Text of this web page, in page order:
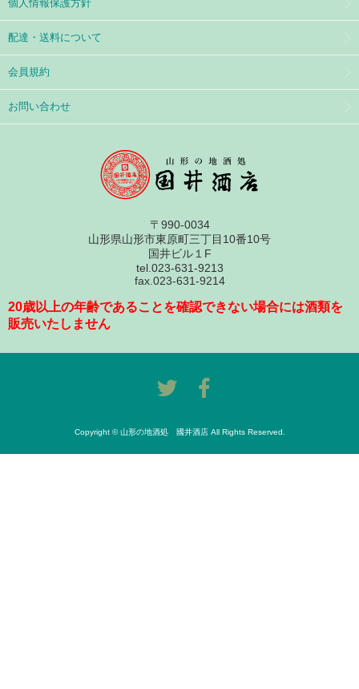
個人情報保護方針
配達・送料について
会員規約
お問い合わせ
〒990-0034
山形県山形市東原町三丁目10番10号
国井ビル１F
tel.023-631-9213
fax.023-631-9214
20歳以上の年齢であることを確認できない場合には酒類を
販売いたしません
Copyright © 山形の地酒処 國井酒店 All Rights Reserved.